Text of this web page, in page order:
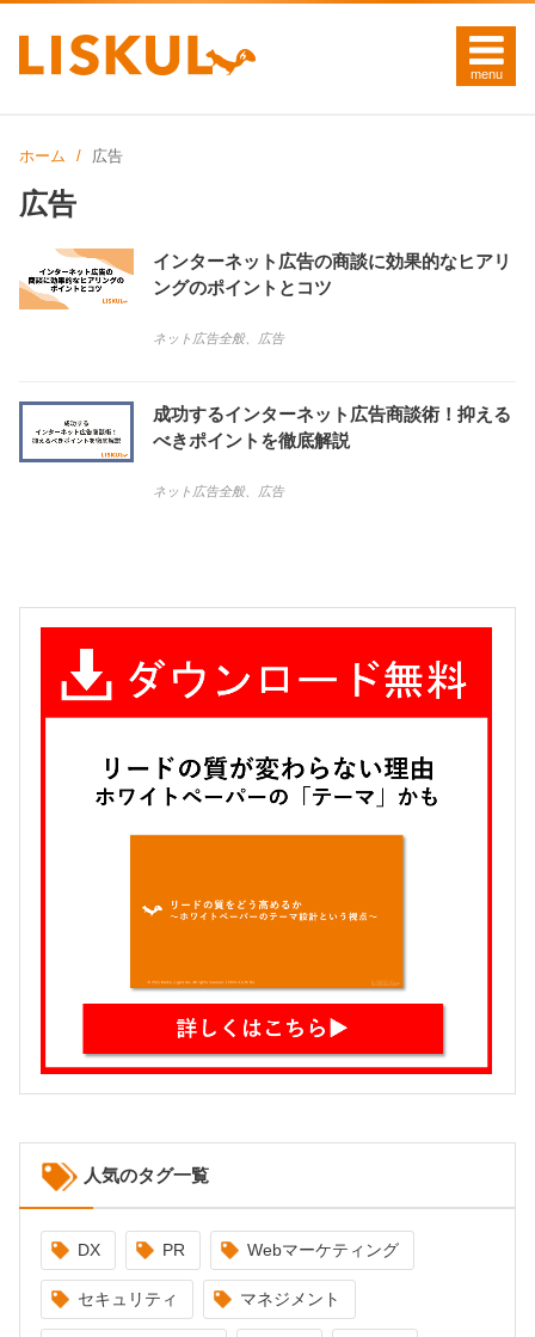
ホーム 広告
広告
インターネット広告の商談に効果的なヒアリ
ングのポイントとコツ
ネット広告全般、 広告
成功するインターネット広告商談術！抑える
べきポイントを徹底解説
ネット広告全般、 広告
人気のタグ一覧
DX PR Webマーケティング
セキュリティ マネジメント